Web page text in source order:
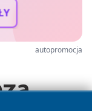
autopromocja